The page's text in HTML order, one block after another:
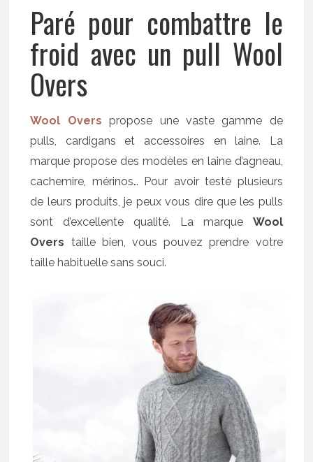
Paré pour combattre le
froid avec un pull Wool
Overs
Wool Overs propose une vaste gamme de
pulls, cardigans et accessoires en laine. La
marque propose des modèles en laine d’agneau,
cachemire, mérinos… Pour avoir testé plusieurs
de leurs produits, je peux vous dire que les pulls
sont d’excellente qualité. La marque Wool
Overs taille bien, vous pouvez prendre votre
taille habituelle sans souci.